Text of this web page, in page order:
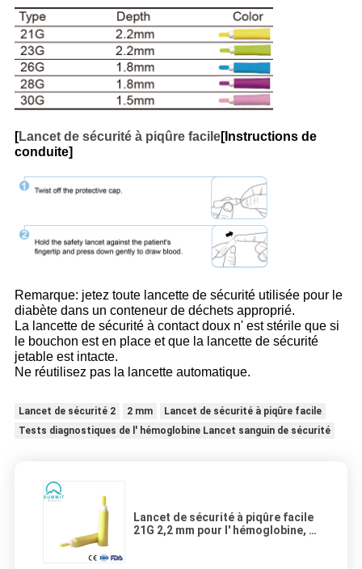
[Lancet de sécurité à piqûre facile[Instructions de
conduite]
Remarque: jetez toute lancette de sécurité utilisée pour le
diabète dans un conteneur de déchets approprié.
La lancette de sécurité à contact doux n' est stérile que si
le bouchon est en place et que la lancette de sécurité
jetable est intacte.
Ne réutilisez pas la lancette automatique.
Lancet de sécurité 2 2 mm
Lancet de sécurité à piqûre facile
Tests diagnostiques de l' hémoglobine Lancet sanguin de sécurité
Lancet de sécurité à piqûre facile
21G 2,2 mm pour l' hémoglobine, le